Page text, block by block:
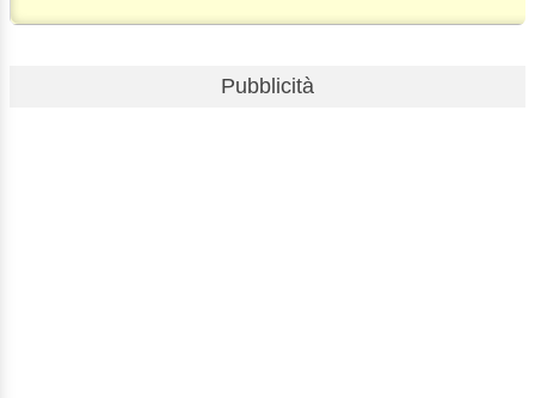
Pubblicità